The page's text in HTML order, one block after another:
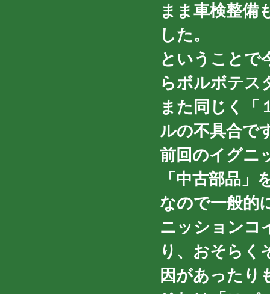
まま車検整備
した。
ということで
らボルボテス
また同じく「
ルの不具合で
前回のイグニ
「中古部品
なので一般的
ニッションコ
り、おそらく
因があったり